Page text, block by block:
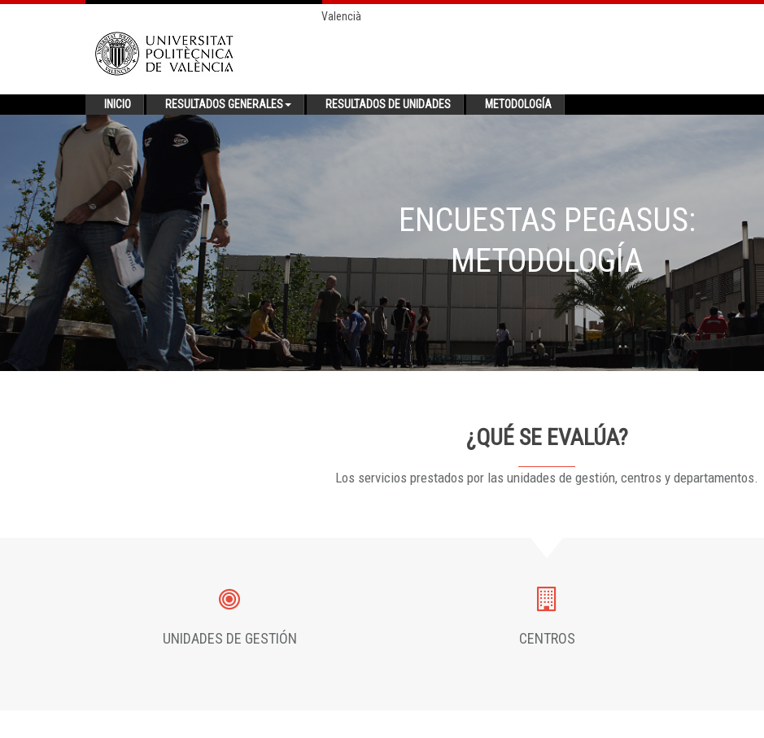
Valencià
INICIO RESULTADOS GENERALES RESULTADOS DE UNIDADES METODOLOGÍA
ENCUESTAS PEGASUS:
METODOLOGÍA
¿QUÉ SE EVALÚA?
Los servicios prestados por las unidades de gestión, centros y departamentos.
UNIDADES DE GESTIÓN CENTROS